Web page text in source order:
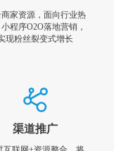
家资源，面向行业热
程序O2O落地营销，
现粉丝裂变式增长
渠道推广